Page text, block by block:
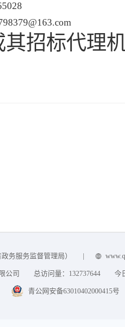
其招标代理
务服务监督管理局）
公司 总访问量： 132737644 今
青公网安备63010402000415号